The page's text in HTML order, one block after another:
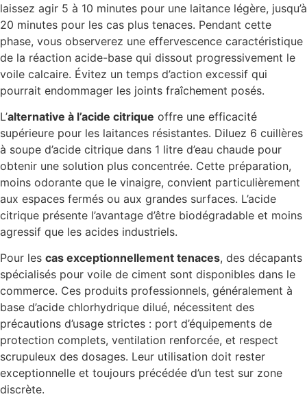
laissez agir 5 à 10 minutes pour une laitance légère, jusqu’à
20 minutes pour les cas plus tenaces. Pendant cette
phase, vous observerez une effervescence caractéristique
de la réaction acide-base qui dissout progressivement le
voile calcaire. Évitez un temps d’action excessif qui
pourrait endommager les joints fraîchement posés.
L’alternative à l’acide citrique offre une efficacité
supérieure pour les laitances résistantes. Diluez 6 cuillères
à soupe d’acide citrique dans 1 litre d’eau chaude pour
obtenir une solution plus concentrée. Cette préparation,
moins odorante que le vinaigre, convient particulièrement
aux espaces fermés ou aux grandes surfaces. L’acide
citrique présente l’avantage d’être biodégradable et moins
agressif que les acides industriels.
Pour les cas exceptionnellement tenaces, des décapants
spécialisés pour voile de ciment sont disponibles dans le
commerce. Ces produits professionnels, généralement à
base d’acide chlorhydrique dilué, nécessitent des
précautions d’usage strictes : port d’équipements de
protection complets, ventilation renforcée, et respect
scrupuleux des dosages. Leur utilisation doit rester
exceptionnelle et toujours précédée d’un test sur zone
discrète.